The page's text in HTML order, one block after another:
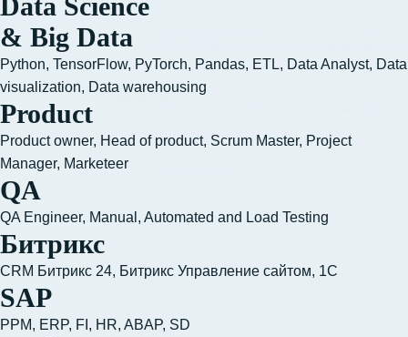
& Big Data
Python, TensorFlow, PyTorch, Pandas, ETL, Data Analyst, Data
visualization, Data warehousing
Product
Product owner, Head of product, Scrum Master, Project
Manager, Marketeer
QA
QA Engineer, Manual, Automated and Load Testing
Битрикс
CRM Битрикс 24, Битрикс Управление сайтом, 1С
SAP
PPM, ERP, FI, HR, ABAP, SD